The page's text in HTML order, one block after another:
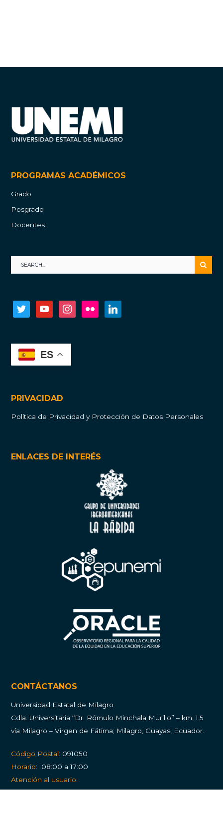
PROGRAMAS ACADÉMICOS
Grado
Posgrado
Docentes
twitter youtube instagramflickr
ES
PRIVACIDAD
Política de Privacidad y Protección de Datos Personales
ENLACES DE INTERÉS
CONTÁCTANOS
Universidad Estatal de Milagro
Cdla. Universitaria “Dr. Rómulo Minchala Murillo” – km. 1.5
vía Milagro – Virgen de Fátima; Milagro, Guayas, Ecuador.
Código Postal: 091050
Horario:
08:00 a 17:00
Atención al usuario:
Balcón de Servicios